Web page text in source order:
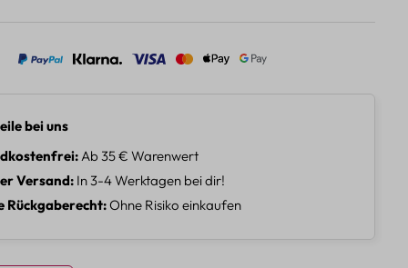
bei uns
Ab 35 € Warenwert
Versand In 3-4 Werktagen bei dir!
Rückgaberecht Ohne Risiko einkaufen